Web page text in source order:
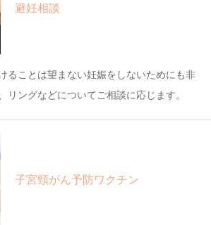
避妊相談
ることは望まない妊娠をしないためにも非
リングなどについてご相談に応じます。
子宮頸がん予防ワクチン